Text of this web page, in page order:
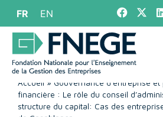
FR EN
Accueil » Gouvernance d’entreprise
financière : Le rôle du conseil
structure du capital: Cas des